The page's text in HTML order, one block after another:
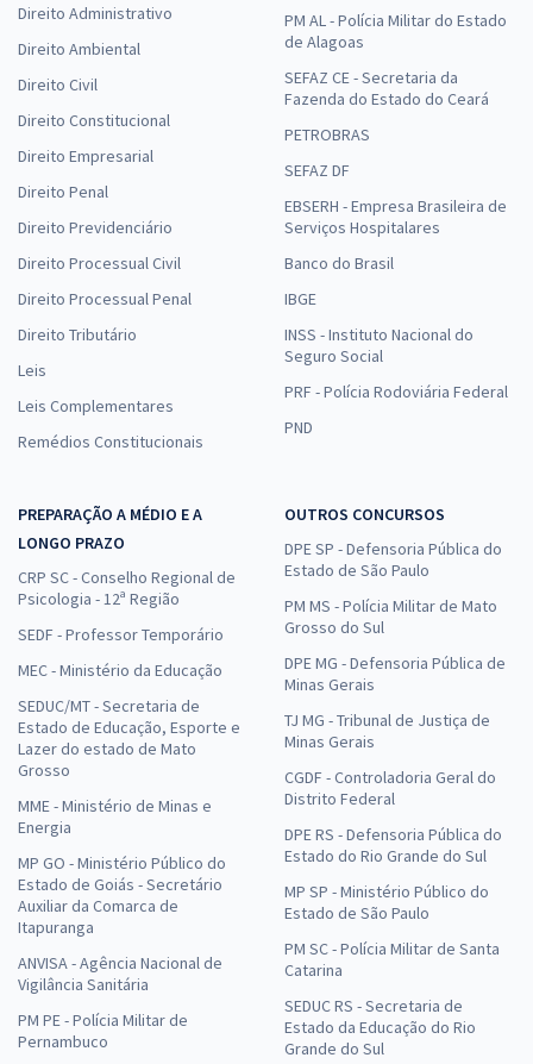
Direito Administrativo
Direito Ambiental
Direito Civil
Direito Constitucional
Direito Empresarial
Direito Penal
Direito Previdenciário
Direito Processual Civil
Direito Processual Penal
Direito Tributário
Leis
Leis Complementares
Remédios Constitucionais
PM AL - Polícia Militar do Estado
de Alagoas
SEFAZ CE - Secretaria da
Fazenda do Estado do Ceará
PETROBRAS
SEFAZ DF
EBSERH - Empresa Brasileira de
Serviços Hospitalares
Banco do Brasil
IBGE
INSS - Instituto Nacional do
Seguro Social
PRF - Polícia Rodoviária Federal
PND
PREPARAÇÃO A MÉDIO E A
LONGO PRAZO
CRP SC - Conselho Regional de
Psicologia - 12ª Região
SEDF - Professor Temporário
MEC - Ministério da Educação
SEDUC/MT - Secretaria de
Estado de Educação, Esporte e
Lazer do estado de Mato
Grosso
MME - Ministério de Minas e
Energia
MP GO - Ministério Público do
Estado de Goiás - Secretário
Auxiliar da Comarca de
Itapuranga
ANVISA - Agência Nacional de
Vigilância Sanitária
PM PE - Polícia Militar de
Pernambuco
OUTROS CONCURSOS
DPE SP - Defensoria Pública do
Estado de São Paulo
PM MS - Polícia Militar de Mato
Grosso do Sul
DPE MG - Defensoria Pública de
Minas Gerais
TJ MG - Tribunal de Justiça de
Minas Gerais
CGDF - Controladoria Geral do
Distrito Federal
DPE RS - Defensoria Pública do
Estado do Rio Grande do Sul
MP SP - Ministério Público do
Estado de São Paulo
PM SC - Polícia Militar de Santa
Catarina
SEDUC RS - Secretaria de
Estado da Educação do Rio
Grande do Sul